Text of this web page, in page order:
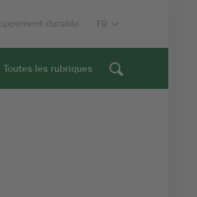
durable
Toutes les rubriques